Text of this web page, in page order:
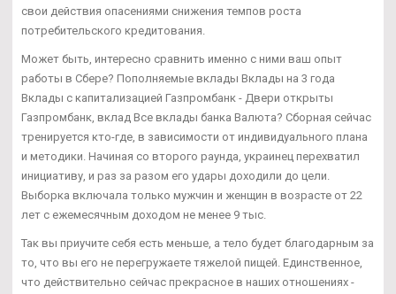
свои действия опасениями снижения темпов роста
потребительского кредитования.
Может быть, интересно сравнить именно с ними ваш опыт
работы в Сбере? Пополняемые вклады Вклады на 3 года
Вклады с капитализацией Газпромбанк - Двери открыты
Газпромбанк, вклад Все вклады банка Валюта? Сборная сейчас
тренируется кто-где, в зависимости от индивидуального плана
и методики. Начиная со второго раунда, украинец перехватил
инициативу, и раз за разом его удары доходили до цели.
Выборка включала только мужчин и женщин в возрасте от 22
лет с ежемесячным доходом не менее 9 тыс.
Так вы приучите себя есть меньше, а тело будет благодарным за
то, что вы его не перегружаете тяжелой пищей. Единственное,
что действительно сейчас прекрасное в наших отношениях -